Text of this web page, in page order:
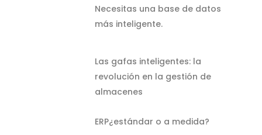
Necesitas una base de datos
más inteligente.
Las gafas inteligentes: la
revolución en la gestión de
almacenes
ERP¿estándar o a medida?